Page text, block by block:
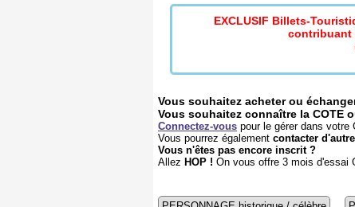
EXCLUSIF Billets-
contribuant
Vous souhaitez acheter ou
Vous souhaitez connaître la COTE
Connectez-vous pour le gérer dans votre
Vous pourrez également contacter
Vous n'êtes pas encore inscrit ?
Allez HOP ! On vous offre 3 mois d'essai